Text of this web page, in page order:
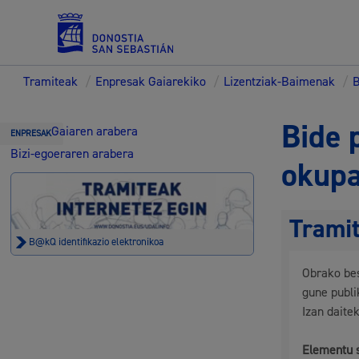
Zerbitzuak
Errolda eta gai pertsonalak
Tramiteak / Enpresak Gaiarekiko / Lizentziak-Baimenak /
ENPRESAKGaiaren arabera
Bizi-egoeraren arabera
B@kQ identifikazio elektronikoa
Bide
Obrako
gune
Izan
Elementu